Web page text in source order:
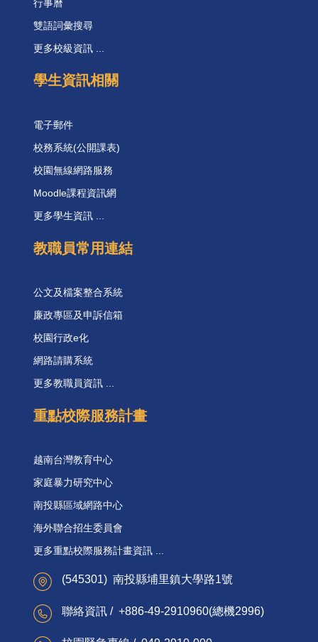
行事曆
雙語詞彙搜尋
更多校級資訊 ...
學生資訊相關
電子郵件
校務系統(公開課表)
校園無線網路服務
Moodle課程資訊網
更多學生資訊 ...
教職員常用連結
公文及檔案整合系統
廉政專區及申訴信箱
校園行政e化
網路請購系統
更多教職員資訊 ...
重點校際服務計畫
越南台灣教育中心
家庭暴力研究中心
南投縣區域網路中心
海外聯合招生委員會
更多重點校際服務計畫資訊 ...
(545301) 南投縣埔里鎮大學路1號
聯絡資訊 / +886-49-2910960(總機2996)